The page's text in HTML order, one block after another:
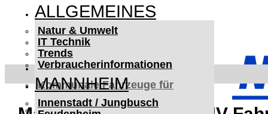
ALLGEMEINES
Natur & Umwelt
IT Technik
Trends
Verbraucherinformationen
MANNHEIM
Innenstadt / Jungbusch
< UKRAINE >
Kommunale Fahrzeuge für
Czernowitz
Nutzfahrzeuge für Czernowitz